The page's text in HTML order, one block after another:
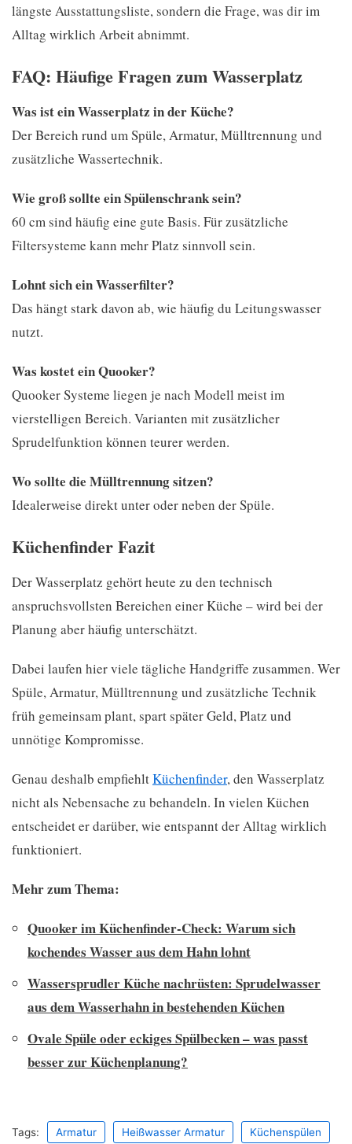
längste Ausstattungsliste, sondern die Frage, was dir im
Alltag wirklich Arbeit abnimmt.
FAQ: Häufige Fragen zum Wasserplatz
Was ist ein Wasserplatz in der Küche?
Der Bereich rund um Spüle, Armatur, Mülltrennung und
zusätzliche Wassertechnik.
Wie groß sollte ein Spülenschrank sein?
60 cm sind häufig eine gute Basis. Für zusätzliche
Filtersysteme kann mehr Platz sinnvoll sein.
Lohnt sich ein Wasserfilter?
Das hängt stark davon ab, wie häufig du Leitungswasser
nutzt.
Was kostet ein Quooker?
Quooker Systeme liegen je nach Modell meist im
vierstelligen Bereich. Varianten mit zusätzlicher
Sprudelfunktion können teurer werden.
Wo sollte die Mülltrennung sitzen?
Idealerweise direkt unter oder neben der Spüle.
Küchenfinder Fazit
Der Wasserplatz gehört heute zu den technisch
anspruchsvollsten Bereichen einer Küche – wird bei der
Planung aber häufig unterschätzt.
Dabei laufen hier viele tägliche Handgriffe zusammen. Wer
Spüle, Armatur, Mülltrennung und zusätzliche Technik
früh gemeinsam plant, spart später Geld, Platz und
unnötige Kompromisse.
Genau deshalb empfiehltKüchenfinder, den Wasserplatz
nicht als Nebensache zu behandeln. In vielen Küchen
entscheidet er darüber, wie entspannt der Alltag wirklich
funktioniert.
Mehr zum Thema:
Quooker im Küchenfinder-Check: Warum sich
kochendes Wasser aus dem Hahn lohnt
Wassersprudler Küche nachrüsten: Sprudelwasser
aus dem Wasserhahn in bestehenden Küchen
Ovale Spüle oder eckiges Spülbecken – was passt
besser zur Küchenplanung?
Tags: Armatur Heißwasser Armatur Küchenspülen